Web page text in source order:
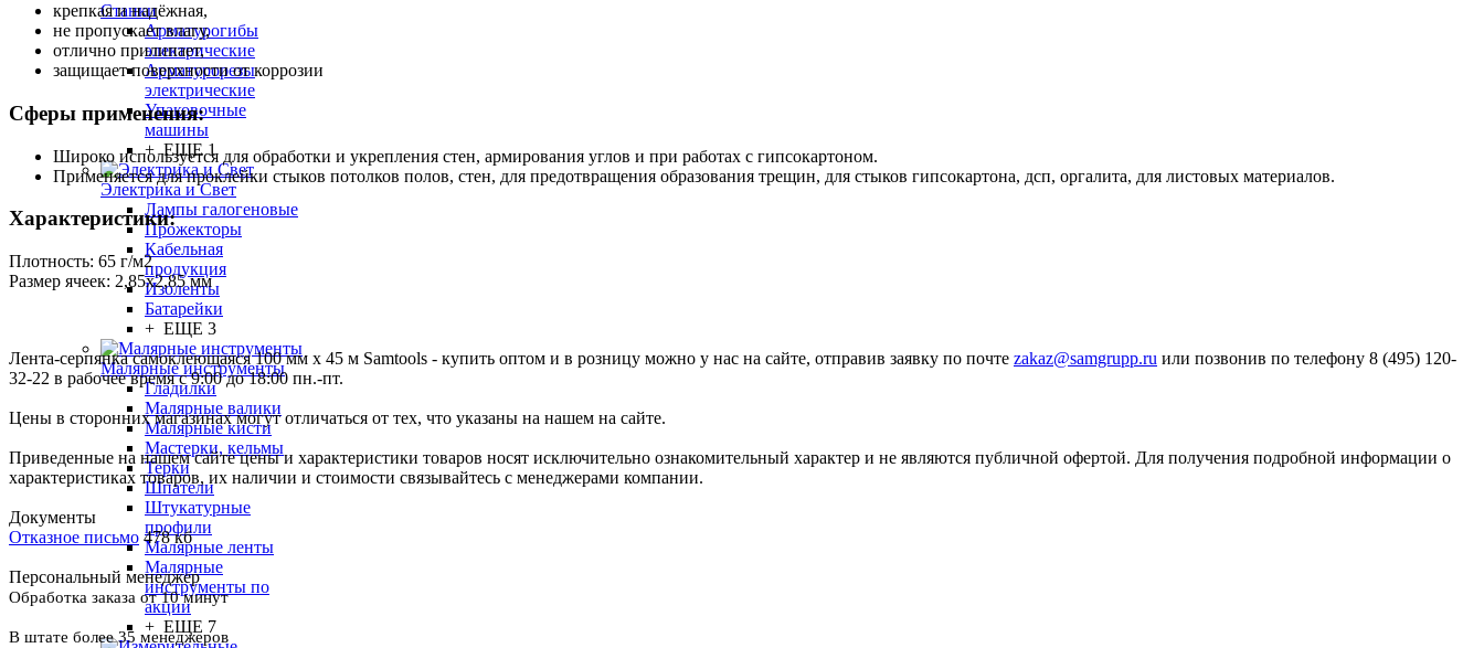
Станки
Арматурогибы
электрические
Арматурорезы
электрические
Упаковочные
машины
+ ЕЩЕ 1
Электрика и Свет
Лампы галогеновые
Прожекторы
Кабельная
продукция
Изоленты
Батарейки
+ ЕЩЕ 3
Малярные инструменты
Гладилки
Малярные валики
Малярные кисти
Мастерки, кельмы
Терки
Шпатели
Штукатурные
профили
Малярные ленты
Малярные
инструменты по
акции
+ ЕЩЕ 7
крепкая и надёжная,
не пропускает влагу,
отлично прилипает,
защищает поверхности от коррозии
Сферы применения:
Широко используется для обработки и укрепления стен, армирования углов и при работах с гипсокартоном.
Применяется для проклейки стыков потолков полов, стен, для предотвращения образования трещин, для стыков гипсокартона, дсп, оргалита, для листовых материалов.
Характеристики:
Плотность: 65 г/м2
Размер ячеек: 2,85х2,85 мм
Лента-серпянка самоклеющаяся 100 мм х 45 м Samtools - купить оптом и в розницу можно у нас на сайте, отправив заявку по почте zakaz@samgrupp.ru или позвонив по телефону 8 (495) 120-
32-22 в рабочее время с 9:00 до 18:00 пн.-пт.
Цены в сторонних магазинах могут отличаться от тех, что указаны на нашем на сайте.
Приведенные на нашем сайте цены и характеристики товаров носят исключительно ознакомительный характер и не являются публичной офертой. Для получения подробной информации о
характеристиках товаров, их наличии и стоимости связывайтесь с менеджерами компании.
Документы
Отказное письмо 478 кб
Персональный менеджер
Обработка заказа от 10 минут
В штате более 35 менеджеров